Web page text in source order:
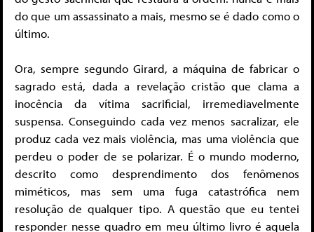
do que um assassinato a mais, mesmo se é dado como o
último.
Ora, sempre segundo Girard, a máquina de fabricar o
sagrado está, dada a revelação cristão que clama a
inocência da vítima sacrificial, irremediavelmente
suspensa. Conseguindo cada vez menos sacralizar, ele
produz cada vez mais violência, mas uma violência que
perdeu o poder de se polarizar. É o mundo moderno,
descrito como desprendimento dos fenômenos
miméticos, mas sem uma fuga catastrófica nem
resolução de qualquer tipo. A questão que eu tentei
responder nesse quadro em meu último livro é aquela